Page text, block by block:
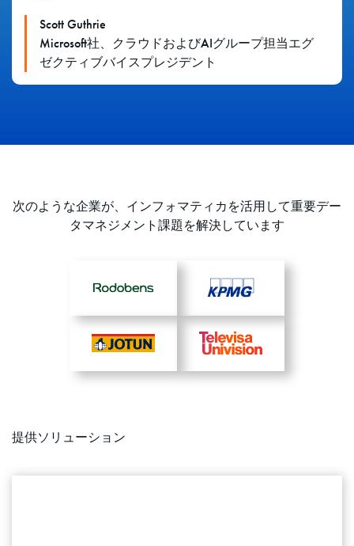
Scott Guthrie
Microsoft社、クラウドおよびAIグループ担当エグ
ゼクティブバイスプレジデント
次のような企業が、インフォマティカを活用して重要デー
タマネジメント課題を解決しています
提供ソリューション